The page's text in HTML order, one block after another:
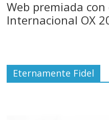
Web premiada con
Internacional OX
Eternamente Fidel